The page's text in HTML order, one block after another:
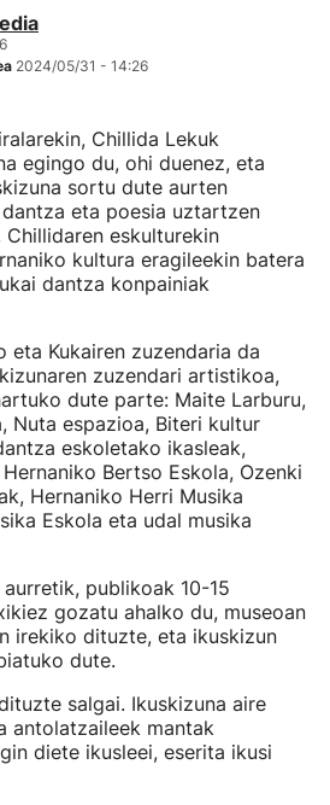
2024/05/31 - 14:26
Chillida Lekuk
egingo du, ohi duenez, eta
sortu dute aurten
eta poesia uztartzen
eskulturekin
kultura eragileekin batera
dantza konpainiak
eta Kukairen zuzendaria da
zuzendari artistikoa,
dute parte: Maite Larburu,
Nuta espazioa, Biteri kultur
eskoletako ikasleak,
Bertso Eskola, Ozenki
Hernaniko Herri Musika
Eskola eta udal musika
publikoak 10-15
gozatu ahalko du, museoan
irekiko dituzte, eta ikuskizun
dute.
salgai. Ikuskizuna aire
antolatzaileek mantak
diete ikusleei, eserita ikusi